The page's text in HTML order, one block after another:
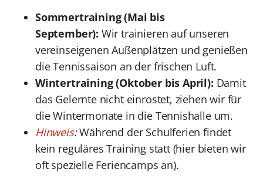
Sommertraining (Mai bis
September): Wir trainieren auf unseren
vereinseigenen Außenplätzen und genießen
die Tennissaison an der frischen Luft.
Wintertraining (Oktober bis April): Damit
das Gelernte nicht einrostet, ziehen wir für
die Wintermonate in die Tennishalle um.
Hinweis:Während der Schulferien findet
kein reguläres Training statt (hier bieten wir
oft spezielle Feriencamps an).